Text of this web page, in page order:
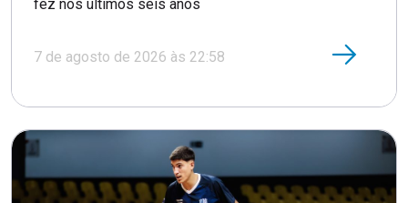
fez nos últimos seis anos
7 de agosto de 2026 às 22:58